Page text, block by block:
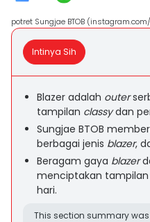
potret Sungjae BTOB
Intinya Sih
Blazer adalah outer
tampilan classydan
Sungjae BTOB
berbagai jenis blazer,
Beragam gaya blazer
menciptakan
hari.
This section summary